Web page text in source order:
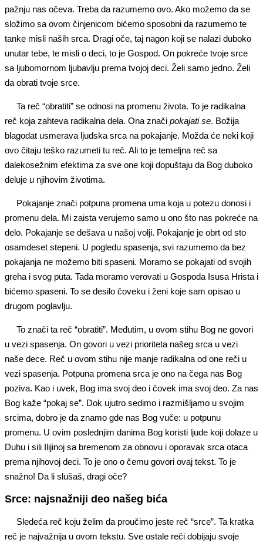
pažnju nas očeva. Treba da razumemo ovo. Ako možemo da se
složimo sa ovom činjenicom bićemo sposobni da razumemo te
tanke misli naših srca. Dragi oče, taj nagon koji se nalazi duboko
unutar tebe, te misli o deci, to je Gospod. On pokreće tvoje srce
sa ljubomornom ljubavlju prema tvojoj deci. Želi samo jedno. Želi
da obrati tvoje srce.
Ta reč “obratiti” se odnosi na promenu života. To je radikalna
reč koja zahteva radikalna dela. Ona znači pokajati se. Božija
blagodat usmerava ljudska srca na pokajanje. Možda će neki koji
ovo čitaju teško razumeti tu reč. Ali to je temeljna reč sa
dalekosežnim efektima za sve one koji dopuštaju da Bog duboko
deluje u njihovim životima.
Pokajanje znači potpuna promena uma koja u potezu donosi i
promenu dela. Mi zaista verujemo samo u ono što nas pokreće na
delo. Pokajanje se dešava u našoj volji. Pokajanje je obrt od sto
osamdeset stepeni. U pogledu spasenja, svi razumemo da bez
pokajanja ne možemo biti spaseni. Moramo se pokajati od svojih
greha i svog puta. Tada moramo verovati u Gospoda Isusa Hrista i
bićemo spaseni. To se desilo čoveku i ženi koje sam opisao u
drugom poglavlju.
To znači ta reč “obratiti”. Međutim, u ovom stihu Bog ne govori
u vezi spasenja. On govori u vezi prioriteta našeg srca u vezi
naše dece. Reč u ovom stihu nije manje radikalna od one reči u
vezi spasenja. Potpuna promena srca je ono na čega nas Bog
poziva. Kao i uvek, Bog ima svoj deo i čovek ima svoj deo. Za nas
Bog kaže “pokaj se”. Dok ujutro sedimo i razmišljamo u svojim
srcima, dobro je da znamo gde nas Bog vuče: u potpunu
promenu. U ovim poslednjim danima Bog koristi ljude koji dolaze u
Duhu i sili Ilijinoj sa bremenom za obnovu i oporavak srca otaca
prema njihovoj deci. To je ono o čemu govori ovaj tekst. To je
snažno! Da li slušaš, dragi oče?
Srce: najsnažniji deo našeg bića
Sledeća reč koju želim da proučimo jeste reč “srce”. Ta kratka
reč je najvažnija u ovom tekstu. Sve ostale reči dobijaju svoje